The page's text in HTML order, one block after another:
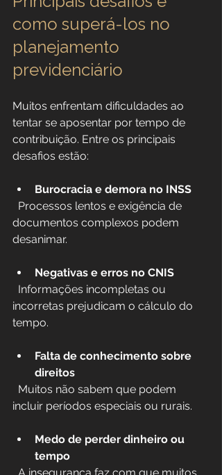
como superá-los no
planejamento
previdenciário
Muitos enfrentam dificuldades ao
tentar se aposentar por tempo de
contribuição. Entre os principais
desafios estão:
Burocracia e demora no INSS
documentos complexos podem
desanimar.
Negativas e erros no CNIS
incorretas prejudicam o cálculo do
tempo.
Falta de conhecimento sobre
direitos
incluir períodos especiais ou rurais.
Medo de perder dinheiro ou
tempo